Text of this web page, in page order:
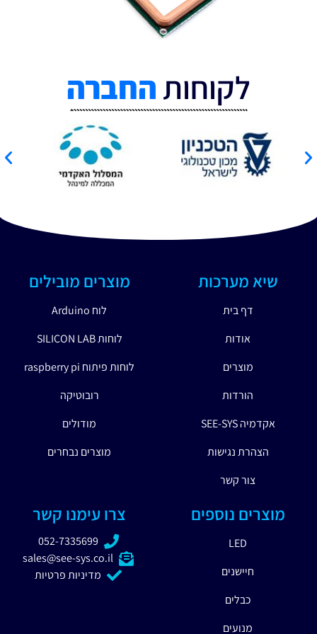
לקוחותהחברה
שיא מערכות
דף בית
אודות
מוצרים
הורדות
אקדמיה SEE-SYS
הצהרת נגישות
צור קשר
מוצרים מובילים
לוח Arduino
לוחות SILICON LAB
לוחות פיתוח raspberry pi
רובוטיקה
מודולים
מוצרים נבחרים
מוצרים נוספים
LED
חיישנים
כבלים
מנועים
צרו עימנו קשר
052-7335699
sales@see-sys.co.il
מדיניות פרטיות